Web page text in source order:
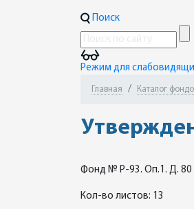
Поиск
Режим для
Главная Каталог
Фонд № Р-93. Оп.1. Д. 80
Кол-во листов: 13